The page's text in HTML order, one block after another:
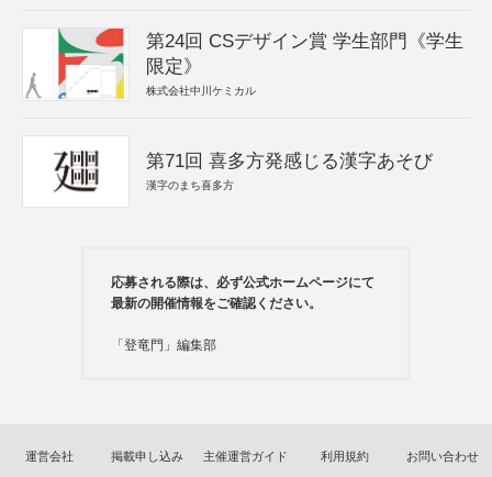
第24回 CSデザイン賞 学生部門《学生
限定》
株式会社中川ケミカル
第71回 喜多方発感じる漢字あそび
漢字のまち喜多方
応募される際は、必ず公式ホームページにて
最新の開催情報をご確認ください。
「登竜門」編集部
運営会社 掲載申し込み 主催運営ガイド 利用規約 お問い合わせ